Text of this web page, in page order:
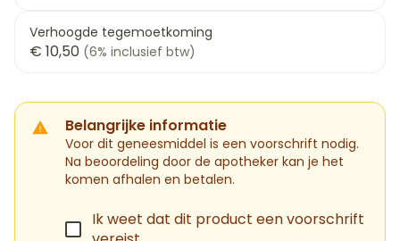
Verhoogde tegemoetkoming
€ 10,50 (6% inclusief btw)
Belangrijke informatie
Voor dit geneesmiddel is een voorschrift nodig.
Na beoordeling door de apotheker kan je het
komen afhalen en betalen.
Ik weet dat dit product een voorschrift